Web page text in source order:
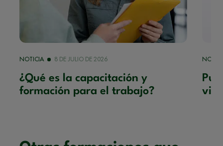
NOTICIA 8 DE JULIO DE 2026
¿Qué es la capacitación y
formación para el trabajo?